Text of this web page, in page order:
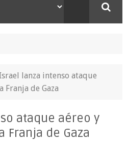
lanza intenso ataque
de Gaza
ataque aéreo y
de Gaza